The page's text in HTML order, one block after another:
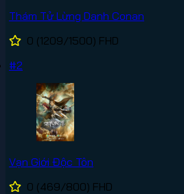
Thám Tử Lừng Danh Conan
0 (1209/1500) FHD
#2
Vạn Giới Độc Tôn
0 (469/800) FHD